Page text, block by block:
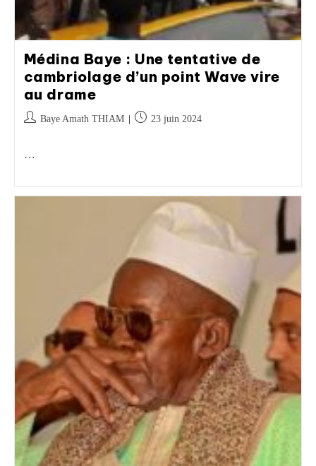
Médina Baye : Une tentative de
cambriolage d’un point Wave vire
au drame
Baye Amath THIAM 23 juin 2024
…